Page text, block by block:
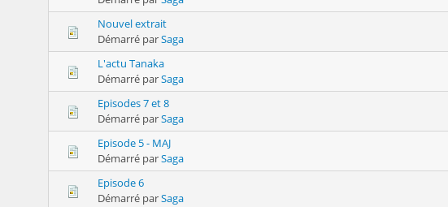
Nouvel extrait
Démarré parSaga
L'actu Tanaka
Démarré parSaga
Episodes 7 et 8
Démarré parSaga
Episode 5 - MAJ
Démarré parSaga
Episode 6
Démarré parSaga